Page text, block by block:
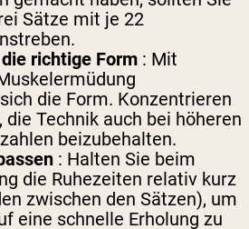
Sätze mit je 22
richtige Form : Mit
die Form. Konzentrieren
die Technik auch bei höheren
beizubehalten.
: Halten Sie beim
die Ruhezeiten relativ kurz
zwischen den Sätzen), um
eine schnelle Erholung zu